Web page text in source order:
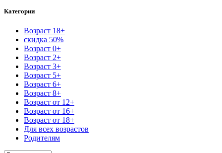
Категории
Возраст 18+
скидка 50%
Возраст 0+
Возраст 2+
Возраст 3+
Возраст 5+
Возраст 6+
Возраст 8+
Возраст от 12+
Возраст от 16+
Возраст от 18+
Для всех возрастов
Родителям